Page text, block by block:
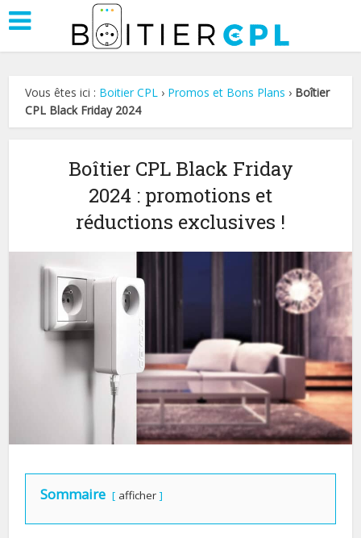
Vous êtes ici : Boitier CPL › Promos et Bons Plans › Boîtier
CPL Black Friday 2024
Boîtier CPL Black Friday
2024 : promotions et
réductions exclusives !
Sommaire afficher